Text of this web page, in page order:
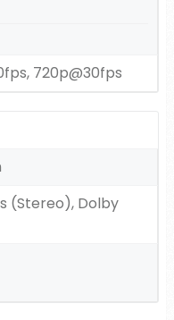
720p@30fps
(Stereo), Dolby